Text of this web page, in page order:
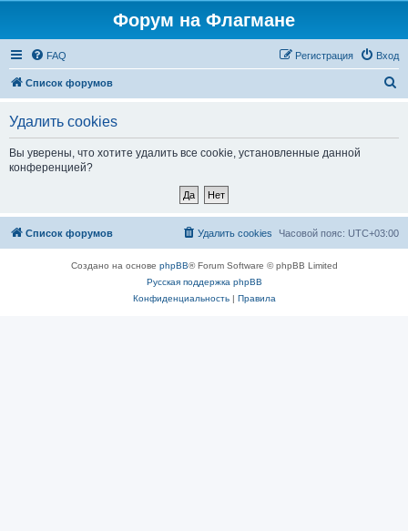
Форум на Флагмане
FAQ Вход
Регистрация
Список форумов
Удалить cookies
Вы уверены, что хотите удалить все cookie, установленные данной
конференцией?
Список форумов Часовой пояс: UTC+03:00
Удалить cookies
Создано на основе phpBB® Forum Software © phpBB Limited
Русская поддержка phpBB
Конфиденциальность| Правила